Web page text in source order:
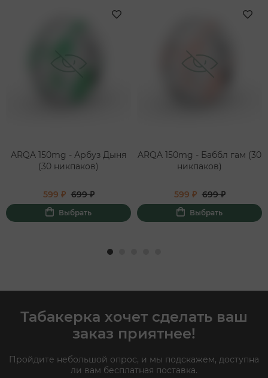
ARQA 150mg - Арбуз Дыня
(30 никпаков)
599 ₽ 699 ₽
Выбрать
ARQA 150mg - Баббл гам (30
никпаков)
599 ₽ 699 ₽
Выбрать
Табакерка хочет сделать ваш
заказ приятнее!
Пройдите небольшой опрос, и мы подскажем, доступна
ли вам бесплатная поставка.